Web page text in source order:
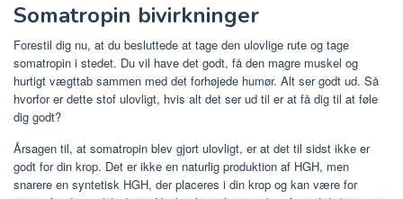
Somatropin bivirkninger
Forestil dig nu, at du besluttede at tage den ulovlige rute og tage
somatropin i stedet. Du vil have det godt, få den magre muskel og
hurtigt vægttab sammen med det forhøjede humør. Alt ser godt ud. Så
hvorfor er dette stof ulovligt, hvis alt det ser ud til er at få dig til at føle
dig godt?
Årsagen til, at somatropin blev gjort ulovligt, er at det til sidst ikke er
godt for din krop. Det er ikke en naturlig produktion af HGH, men
snarere en syntetisk HGH, der placeres i din krop og kan være for